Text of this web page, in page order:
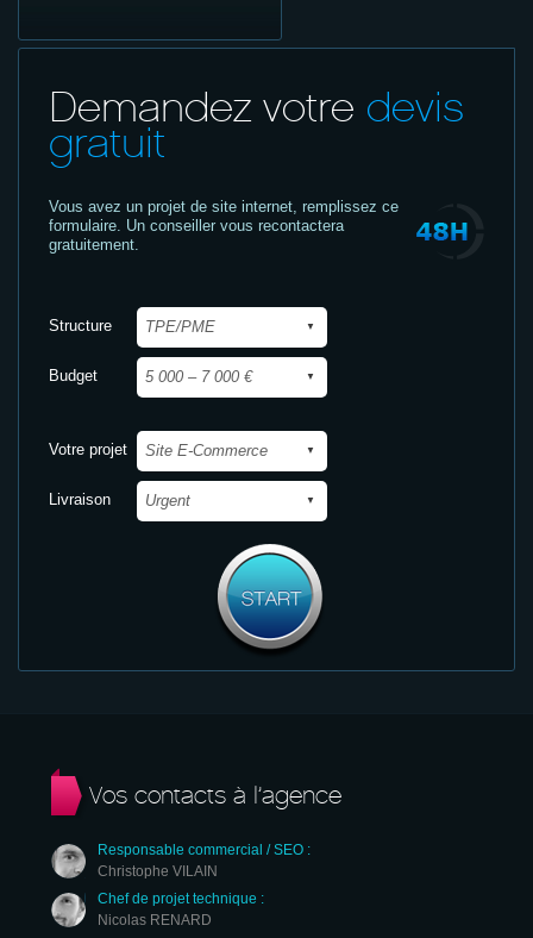
Demandez votre devis
gratuit
Vous avez un projet de site internet, remplissez ce
formulaire. Un conseiller vous recontactera
gratuitement.
Structure
Budget
Votre projet
Livraison
Vos contacts à l’agence
Responsable commercial / SEO :
Christophe VILAIN
Chef de projet technique :
Nicolas RENARD